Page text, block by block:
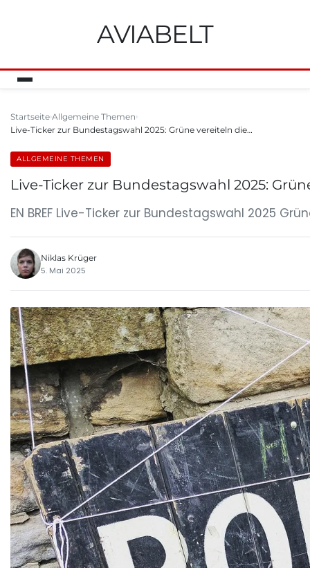
AVIABELT
Startseite Allgemeine Themen
Live-Ticker zur Bundestagswahl 2025: Grüne vereiteln die…
ALLGEMEINE THEMEN
Live-Ticker zur Bundestagswahl 2025:
EN BREF Live-Ticker zur Bundestagswahl 2025
Niklas Krüger
5. Mai 2025